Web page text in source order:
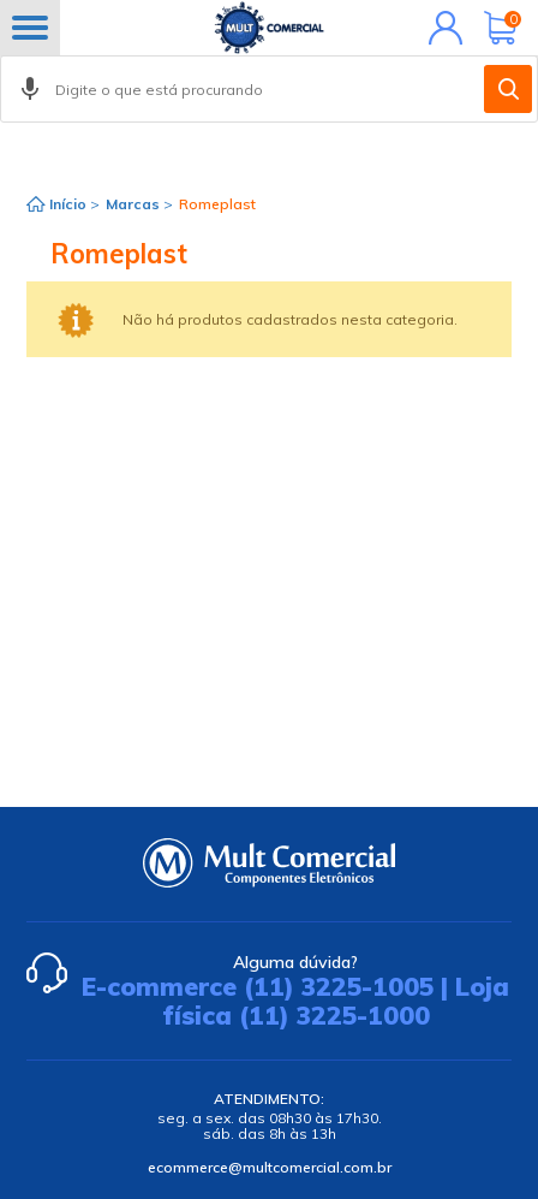
Minha
conta
0
Início > Marcas > Romeplast
Romeplast
Não há produtos cadastrados nesta categoria.
Alguma dúvida?
E-commerce (11) 3225-1005 | Loja
física (11) 3225-1000
ATENDIMENTO:
seg. a sex. das 08h30 às 17h30.
sáb. das 8h às 13h
ecommerce@multcomercial.com.br